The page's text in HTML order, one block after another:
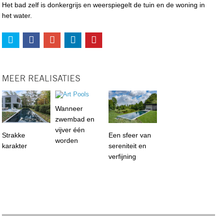
Het bad zelf is donkergrijs en weerspiegelt de tuin en de woning in
het water.
MEER REALISATIES
Strakke
karakter
Wanneer
zwembad en
vijver één
worden
Een sfeer van
sereniteit en
verfijning